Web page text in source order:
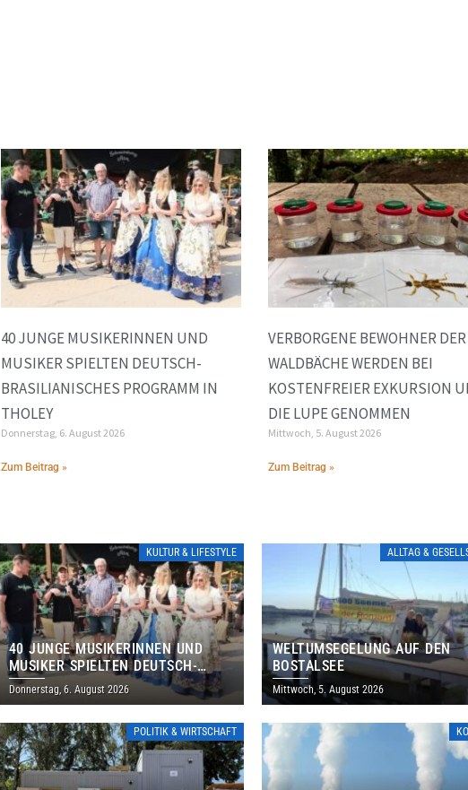
40 JUNGE MUSIKERINNEN UND
MUSIKER SPIELTEN DEUTSCH-
BRASILIANISCHES PROGRAMM IN
THOLEY
Donnerstag, 6. August 2026
Zum Beitrag »
VERBORGENE BEWOHNER DER
WALDBÄCHE WERDEN BEI
KOSTENFREIER EXKURSION
DIE LUPE GENOMMEN
Mittwoch, 5. August 2026
Zum Beitrag »
KULTUR & LIFESTYLE
40 JUNGE MUSIKERINNEN UND
MUSIKER SPIELTEN DEUTSCH-
BRASILIANISCHES PROGRAMM IN
THOLEY
Donnerstag, 6. August 2026
ALLTAG &
WELTUMSEGELUNG AUF DEN
BOSTALSEE
Mittwoch, 5. August 2026
POLITIK & WIRTSCHAFT